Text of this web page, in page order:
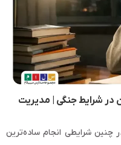
در شرایط جنگی | مدیریت
شرایطی انجام ساده‌ترین